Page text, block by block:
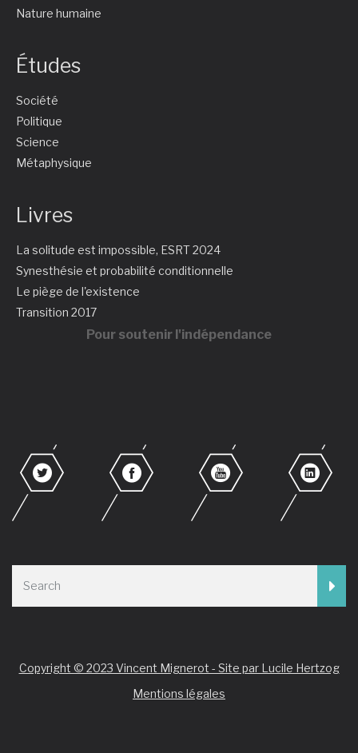
Nature humaine
Études
Société
Politique
Science
Métaphysique
Livres
La solitude est impossible, ESRT 2024
Synesthésie et probabilité conditionnelle
Le piège de l'existence
Transition 2017
Pour soutenir l'indépendance
Copyright © 2023 Vincent Mignerot - Site par Lucile Hertzog
Mentions légales